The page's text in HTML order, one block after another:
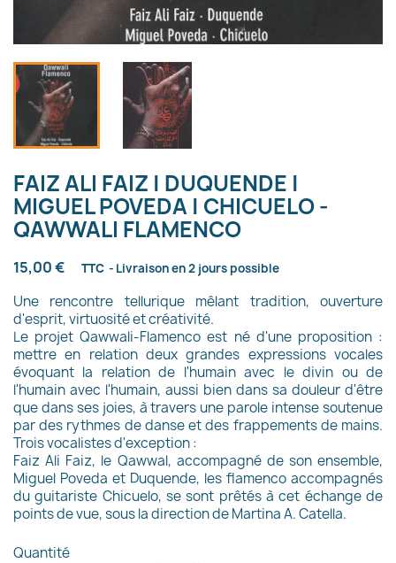
FAIZ ALI FAIZ | DUQUENDE |
MIGUEL POVEDA | CHICUELO -
QAWWALI FLAMENCO
15,00 € TTC Livraison en 2 jours possible
Une rencontre tellurique mêlant tradition, ouverture
d'esprit, virtuosité et créativité.
Le projet Qawwali-Flamenco est né d'une proposition :
mettre en relation deux grandes expressions vocales
évoquant la relation de l'humain avec le divin ou de
l'humain avec l'humain, aussi bien dans sa douleur d'être
que dans ses joies, à travers une parole intense soutenue
par des rythmes de danse et des frappements de mains.
Trois vocalistes d'exception :
Faiz Ali Faiz, le Qawwal, accompagné de son ensemble,
Miguel Poveda et Duquende, les flamenco accompagnés
du guitariste Chicuelo, se sont prêtés à cet échange de
points de vue, sous la direction de Martina A. Catella.
Quantité